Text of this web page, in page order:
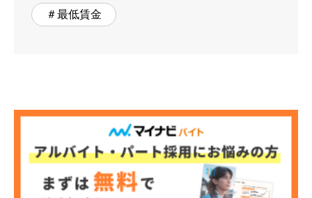
＃最低賃金